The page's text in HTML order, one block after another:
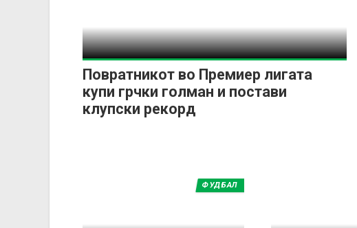
Повратникот во Премиер лигата
купи грчки голман и постави
клупски рекорд
ФУДБАЛ